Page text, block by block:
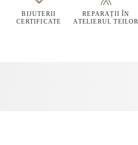
BIJUTERII
CERTIFICATE
REPARAȚII ÎN
ATELIERUL TEILOR